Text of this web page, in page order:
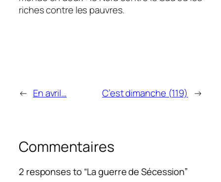
riches contre les pauvres.
← En avril… C’est dimanche (119) →
Commentaires
2 responses to “La guerre de Sécession”